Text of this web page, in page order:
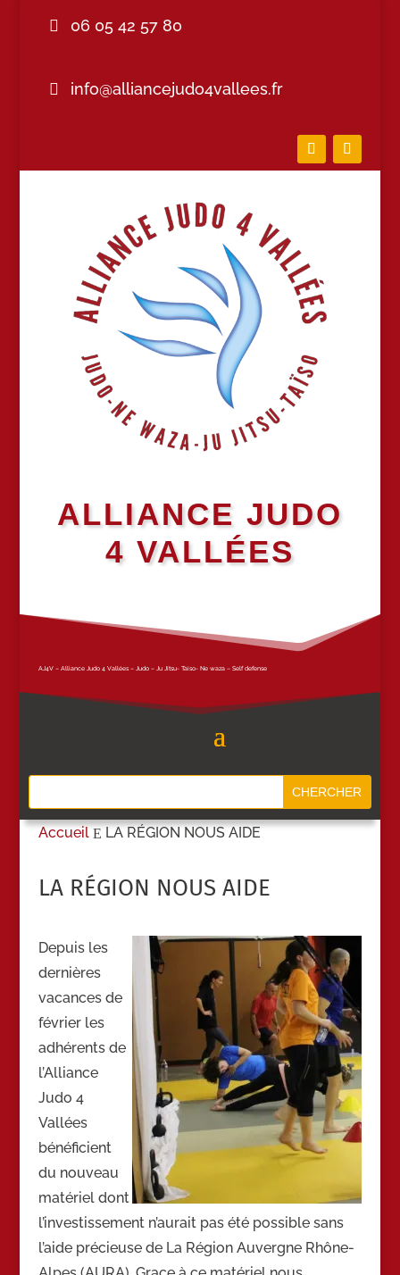
06 05 42 57 80
info@alliancejudo4vallees.fr
ALLIANCE JUDO
4 VALLÉES
AJ4V – Alliance Judo 4 Vallées – Judo – Ju Jitsu- Taiso- Ne waza – Self defense
Accueil E LA RÉGION NOUS AIDE
LA RÉGION NOUS AIDE
Depuis les
dernières
vacances de
février les
adhérents de
l’Alliance
Judo 4
Vallées
bénéficient
du nouveau
matériel dont
l’investissement n’aurait pas été possible sans
l’aide précieuse de La Région Auvergne Rhône-